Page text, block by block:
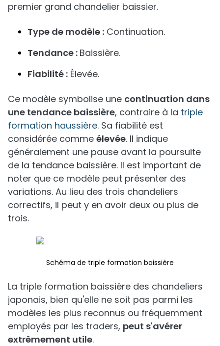
premier grand chandelier baissier.
Type de modèle : Continuation.
Tendance : Baissière.
Fiabilité : Élevée.
Ce modèle symbolise une continuation dans
une tendance baissière, contraire à la triple
formation haussière. Sa fiabilité est
considérée comme élevée. Il indique
généralement une pause avant la poursuite
de la tendance baissière. Il est important de
noter que ce modèle peut présenter des
variations. Au lieu des trois chandeliers
correctifs, il peut y en avoir deux ou plus de
trois.
Schéma de triple formation baissière
La triple formation baissière des chandeliers
japonais, bien qu'elle ne soit pas parmi les
modèles les plus reconnus ou fréquemment
employés par les traders, peut s'avérer
extrêmement utile.